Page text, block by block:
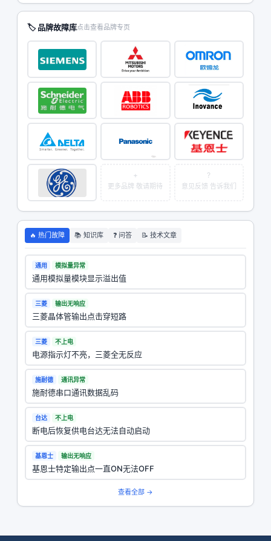
🏷 品牌故障库点击查看品牌专页
+
更多品牌 敬请期待
?
意见反馈 告诉我们
🔥 热门故障 📚 知识库 ❓ 问答 📝 技术文章
通用 模拟量异常
通用模拟量模块显示溢出值
三菱 输出无响应
三菱晶体管输出点击穿短路
三菱 不上电
电源指示灯不亮，三菱全无反应
施耐德 通讯异常
施耐德串口通讯数据乱码
台达 不上电
断电后恢复供电台达无法自动启动
基恩士 输出无响应
基恩士特定输出点一直ON无法OFF
查看全部 →